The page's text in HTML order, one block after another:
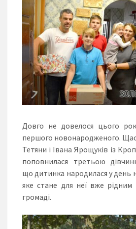
Довго не довелося цього
першого новонародженого.
Тетяни і Івана Ярощуків із
поповнилася третьою
що дитинка народилася у день
яке стане для неї вже рідним
громаді.